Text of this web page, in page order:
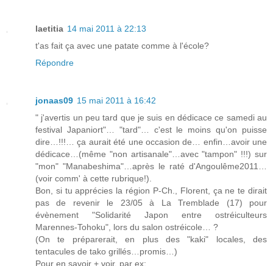
laetitia 14 mai 2011 à 22:13
t'as fait ça avec une patate comme à l'école?
Répondre
jonaas09 15 mai 2011 à 16:42
" j'avertis un peu tard que je suis en dédicace ce samedi au
festival Japaniort"… "tard"… c'est le moins qu'on puisse
dire…!!!… ça aurait été une occasion de… enfin…avoir une
dédicace…(même "non artisanale"…avec "tampon" !!!) sur
"mon" "Manabeshima"…après le raté d'Angoulême2011…
(voir comm' à cette rubrique!).
Bon, si tu apprécies la région P-Ch., Florent, ça ne te dirait
pas de revenir le 23/05 à La Tremblade (17) pour
évènement "Solidarité Japon entre ostréiculteurs
Marennes-Tohoku", lors du salon ostréicole… ?
(On te préparerait, en plus des "kaki" locales, des
tentacules de tako grillés…promis…)
Pour en savoir + voir, par ex: